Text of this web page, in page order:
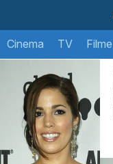
Cinema TV Filme